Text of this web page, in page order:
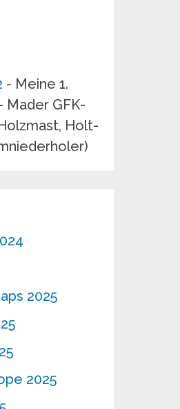
- Meine 1.
Mader GFK-
Holt-
2025
2025